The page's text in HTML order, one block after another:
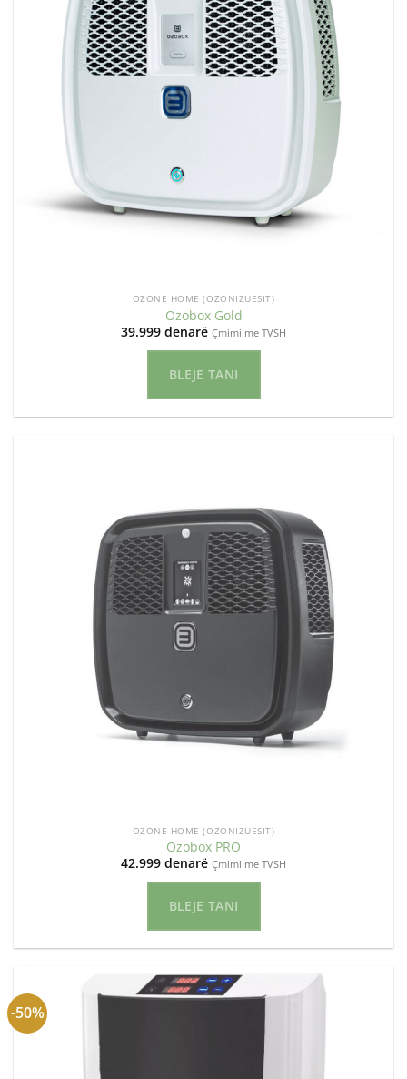
OZONE HOME (OZONIZUESIT)
Ozobox Gold
39.999 denarë Çmimi me TVSH
BLEJE TANI
OZONE HOME (OZONIZUESIT)
Ozobox PRO
42.999 denarë Çmimi me TVSH
BLEJE TANI
-50%